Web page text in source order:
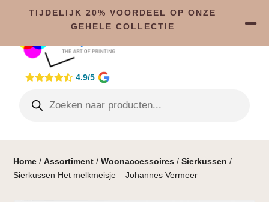
4.9/5
Home /Assortiment /Woonaccessoires /Sierkussen /
Sierkussen Het melkmeisje – Johannes Vermeer
TIJDELIJK 20% VOORDEEL OP ONZE
GEHELE COLLECTIE